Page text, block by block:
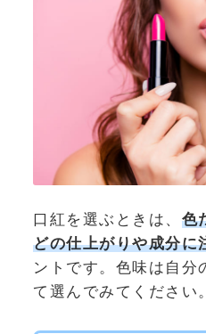
口紅を選ぶときは、 色
どの仕上がりや成分に
ントです。色味は自分
て選んでみてください。